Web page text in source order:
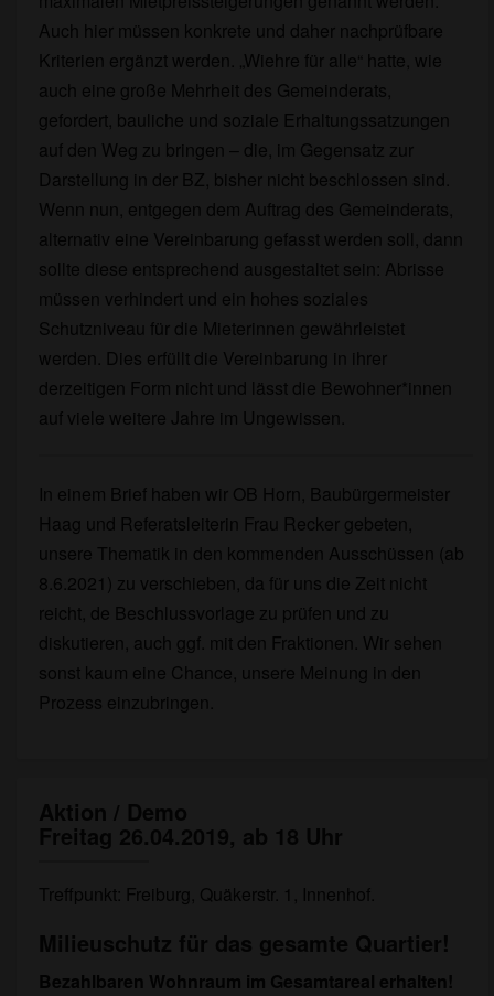
Auch hier müssen konkrete und daher nachprüfbare
Kriterien ergänzt werden. „Wiehre für alle“ hatte, wie
auch eine große Mehrheit des Gemeinderats,
gefordert, bauliche und soziale Erhaltungssatzungen
auf den Weg zu bringen – die, im Gegensatz zur
Darstellung in der BZ, bisher nicht beschlossen sind.
Wenn nun, entgegen dem Auftrag des Gemeinderats,
alternativ eine Vereinbarung gefasst werden soll, dann
sollte diese entsprechend ausgestaltet sein: Abrisse
müssen verhindert und ein hohes soziales
Schutzniveau für die Mieterinnen gewährleistet
werden. Dies erfüllt die Vereinbarung in ihrer
derzeitigen Form nicht und lässt die Bewohner*innen
auf viele weitere Jahre im Ungewissen.
In einem Brief haben wir OB Horn, Baubürgermeister
Haag und Referatsleiterin Frau Recker gebeten,
unsere Thematik in den kommenden Ausschüssen (ab
8.6.2021) zu verschieben, da für uns die Zeit nicht
reicht, de Beschlussvorlage zu prüfen und zu
diskutieren, auch ggf. mit den Fraktionen. Wir sehen
sonst kaum eine Chance, unsere Meinung in den
Prozess einzubringen.
Freitag
26.04.2019,
Uhr
Treffpunkt: Freiburg, Quäkerstr. 1, Innenhof.
Bezahlbaren Wohnraum im Gesamtareal erhalten!